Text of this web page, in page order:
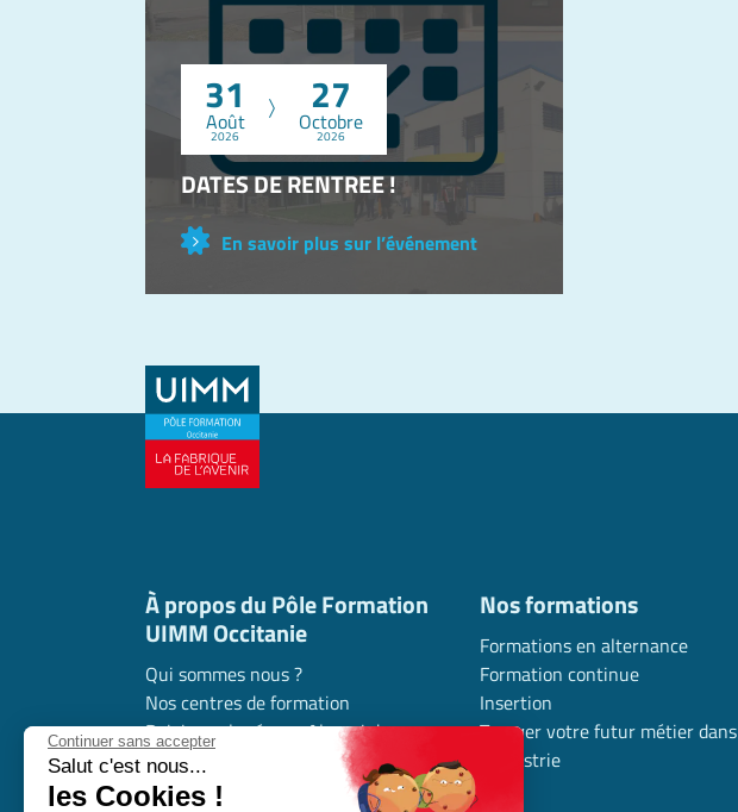
Continuer sans accepter
Salut c'est nous...
les Cookies !
31
Août
2026
27
Octobre
2026
DATES DE RENTREE !
En savoir plus sur l’événement
À propos du Pôle Formation
UIMM Occitanie
Qui sommes nous ?
Nos centres de formation
Rejoignez le réseau Alumni de
l’industrie en Occitanie
Nous contacter
Nos formations
Formations en alternance
Formation continue
Insertion
Trouver votre futur métier dans
l’industrie